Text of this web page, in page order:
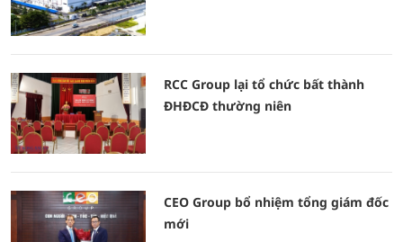
RCC Group lại tổ chức bất thành
ĐHĐCĐ thường niên
CEO Group bổ nhiệm tổng giám đốc
mới